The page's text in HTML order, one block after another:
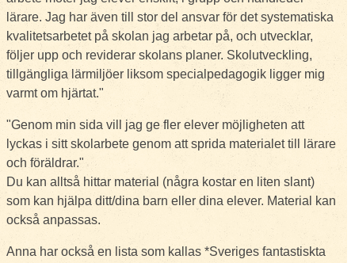
lärare. Jag har även till stor del ansvar för det systematiska
kvalitetsarbetet på skolan jag arbetar på, och utvecklar,
följer upp och reviderar skolans planer. Skolutveckling,
tillgängliga lärmiljöer liksom specialpedagogik ligger mig
varmt om hjärtat."
"Genom min sida vill jag ge fler elever möjligheten att
lyckas i sitt skolarbete genom att sprida materialet till lärare
och föräldrar."
Du kan alltså hittar material (några kostar en liten slant)
som kan hjälpa ditt/dina barn eller dina elever. Material kan
också anpassas.
Anna har också en lista som kallas *Sveriges fantastiskta